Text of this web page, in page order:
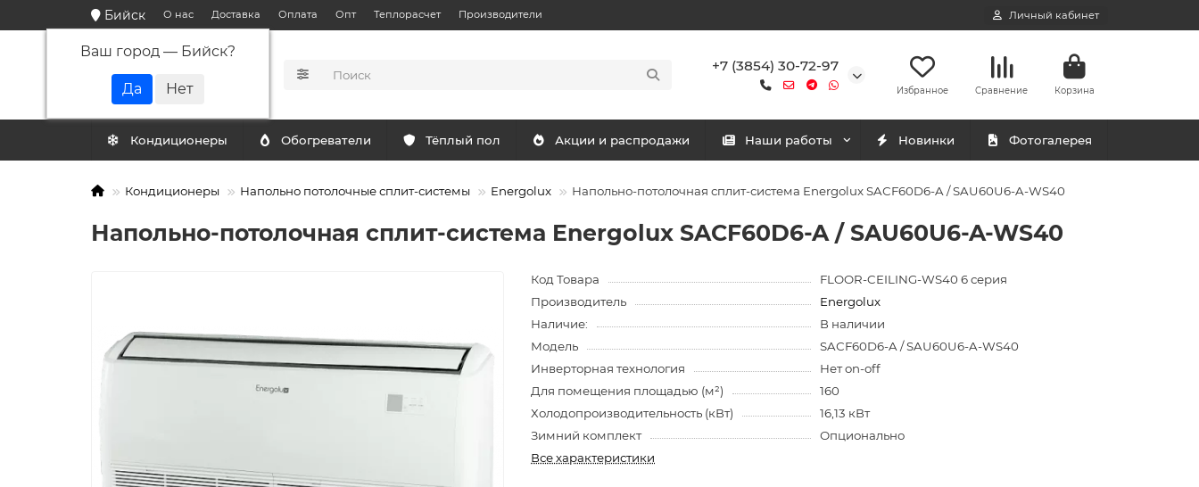
Бийск
Ваш город — Бийск?
О нас Доставка Оплата Опт Теплорасчет Производители Личный кабинет
+7 (3854) 30-72-97
Избранное Сравнение Корзина
Кондиционеры Обогреватели Тёплый пол Акции и распродажи Наши работы Новинки Фотогалерея
Кондиционеры Напольно потолочные сплит-системы Energolux Напольно-потолочная сплит-система Energolux SAСF60D6-A / SAU60U6-A-WS40
Напольно-потолочная сплит-система Energolux SAСF60D6-A / SAU60U6-A-WS40
Код Товара
FLOOR-CEILING-WS40 6 серия
Производитель
Energolux
Наличие:
В наличии
Модель
SAСF60D6-A / SAU60U6-A-WS40
Инверторная технология
Нет on-off
Для помещения площадью (м²)
160
Холодопроизводительность (кВт)
16,13 кВт
Зимний комплект
Опционально
Все характеристики